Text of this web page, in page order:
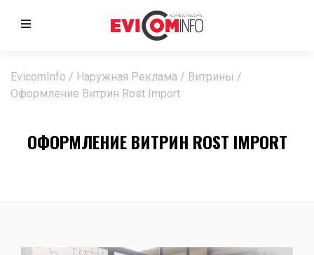
EvicomInfo / Наружная Реклама / Витрины /
Оформление Витрин Rost Import
ОФОРМЛЕНИЕ ВИТРИН ROST IMPORT